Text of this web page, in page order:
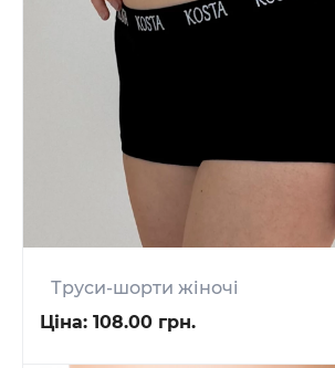
Труси-шорти жіночі
Ціна: 108.00 грн.